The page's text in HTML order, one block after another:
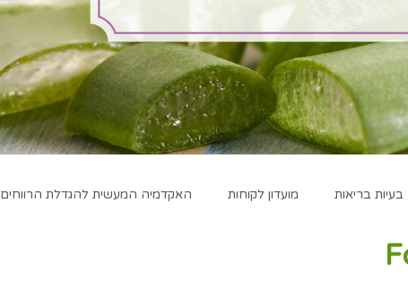
בעיות בריאות מועדון לקוחות האקדמיה המעשית להגדלת הרווחים